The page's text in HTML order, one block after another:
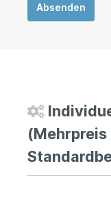
Absenden
(Mehrpreis